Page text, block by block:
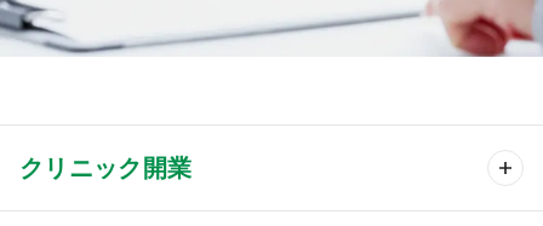
クリニック開業